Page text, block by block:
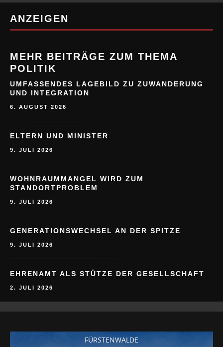
ANZEIGEN
MEHR BEITRÄGE ZUM THEMA
POLITIK
UMFASSENDES LAGEBILD ZU ZUWANDERUNG
UND INTEGRATION
6. AUGUST 2026
ELTERN UND MINISTER
9. JULI 2026
WOHNRAUMMANGEL WIRD ZUM
STANDORTPROBLEM
9. JULI 2026
GENERATIONSWECHSEL AN DER SPITZE
9. JULI 2026
EHRENAMT ALS STÜTZE DER GESELLSCHAFT
2. JULI 2026
FÜRSTENWALDE